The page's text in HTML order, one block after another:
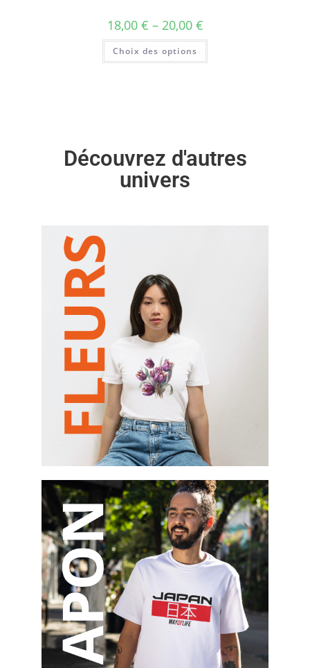
18,00 € – 20,00 €
Choix des options
Découvrez d'autres
univers